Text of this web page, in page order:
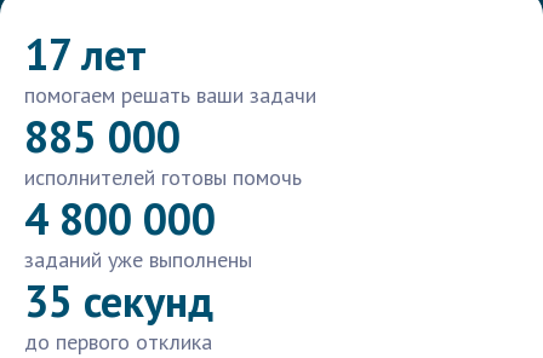
17 лет
помогаем решать ваши задачи
885 000
исполнителей готовы помочь
4 800 000
заданий уже выполнены
35 секунд
до первого отклика